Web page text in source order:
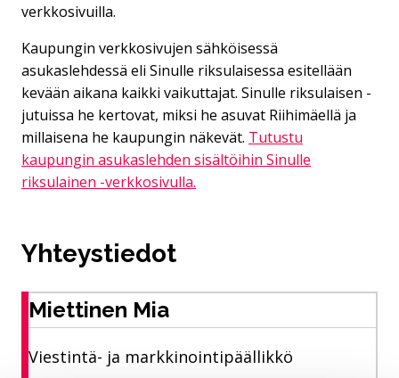
verkkosivuilla.
Kaupungin verkkosivujen sähköisessä
asukaslehdessä eli Sinulle riksulaisessa esitellään
kevään aikana kaikki vaikuttajat. Sinulle riksulaisen -
jutuissa he kertovat, miksi he asuvat Riihimäellä ja
millaisena he kaupungin näkevät. Tutustu
kaupungin asukaslehden sisältöihin Sinulle
riksulainen -verkkosivulla.
Yhteystiedot
Miettinen Mia
Viestintä- ja markkinointipäällikkö